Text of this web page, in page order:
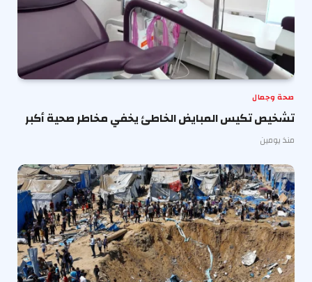
صحة وجمال
تشخيص تكيس المبايض الخاطئ يخفي مخاطر صحية أكبر
منذ يومين